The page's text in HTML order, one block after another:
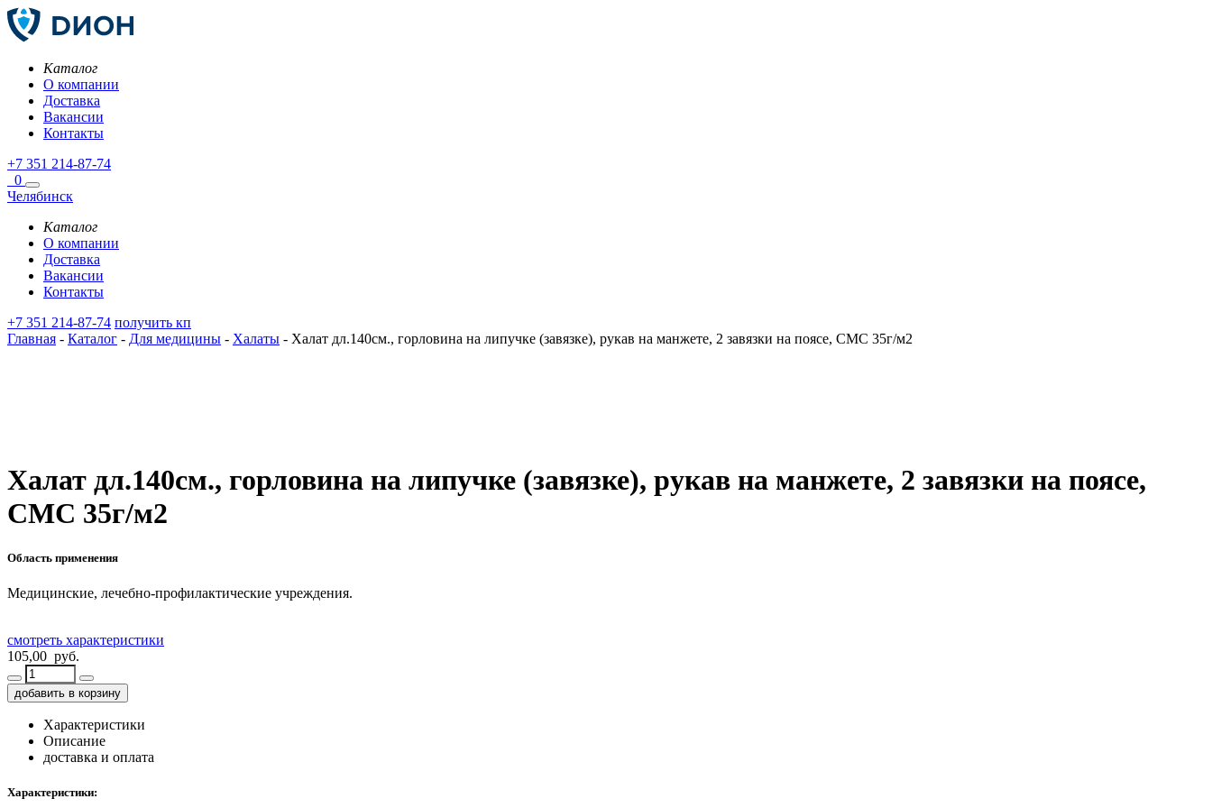
Каталог
О компании
Доставка
Вакансии
Контакты
+7 351 214-87-74
0
Челябинск
Каталог
О компании
Доставка
Вакансии
Контакты
+7 351 214-87-74 получить кп
Главная - Каталог - Для медицины - Халаты - Халат дл.140см., горловина на липучке (завязке), рукав на манжете, 2 завязки на поясе, СМС 35г/м2
Халат дл.140см., горловина на липучке (завязке), рукав на манжете, 2 завязки на поясе,
СМС 35г/м2
Область применения
Медицинские, лечебно-профилактические учреждения.
смотреть характеристики
105,00 руб.
добавить в корзину
Характеристики
Описание
доставка и оплата
Характеристики: